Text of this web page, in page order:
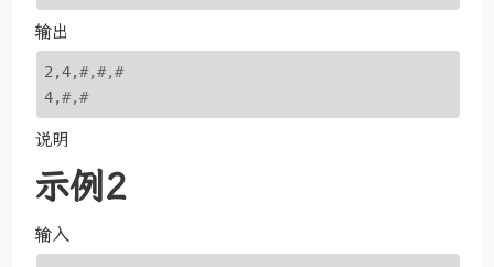
输出
2,4,#,#,#
4,#,#
说明
示例2
输入